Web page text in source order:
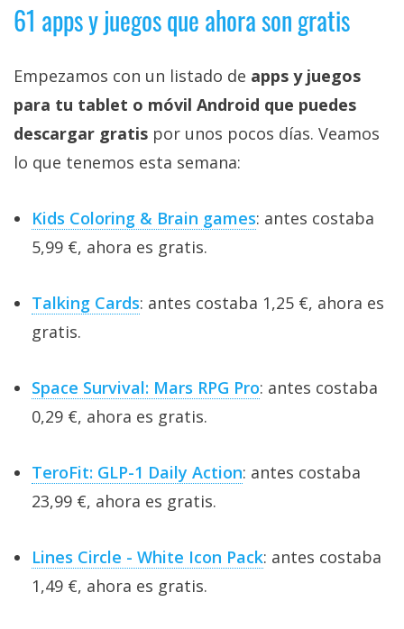
61 apps y juegos que ahora son gratis
Empezamos con un listado de apps y juegos
para tu tablet o móvil Android que puedes
descargar gratis por unos pocos días. Veamos
lo que tenemos esta semana:
Kids Coloring & Brain games: antes costaba
5,99 €, ahora es gratis.
Talking Cards: antes costaba 1,25 €, ahora es
gratis.
Space Survival: Mars RPG Pro: antes costaba
0,29 €, ahora es gratis.
TeroFit: GLP-1 Daily Action: antes costaba
23,99 €, ahora es gratis.
Lines Circle - White Icon Pack: antes costaba
1,49 €, ahora es gratis.